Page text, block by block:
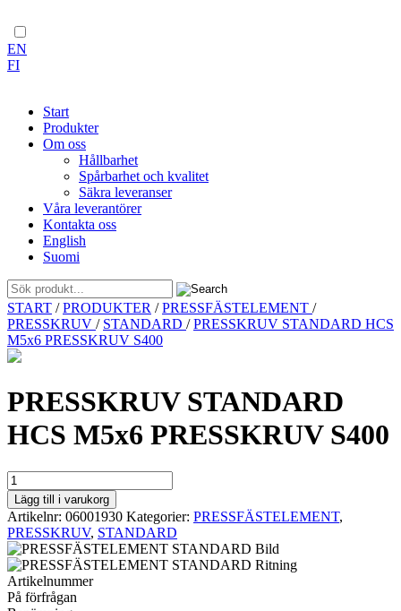
EN
FI
Start
Produkter
Om oss
Hållbarhet
Spårbarhet och kvalitet
Säkra leveranser
Våra leverantörer
Kontakta oss
English
Suomi
Skip
to
content
START /PRODUKTER /PRESSFÄSTELEMENT /
PRESSKRUV / STANDARD /PRESSKRUV STANDARD HCS
M5x6 PRESSKRUV S400
PRESSKRUV STANDARD
HCS M5x6 PRESSKRUV S400
PRESSKRUV
STANDARD
HCS
M5x6
PRESSKRUV
S400
mängd
Lägg till i varukorg
Artikelnr: 06001930 Kategorier: PRESSFÄSTELEMENT,
PRESSKRUV, STANDARD
Artikelnummer
På förfrågan